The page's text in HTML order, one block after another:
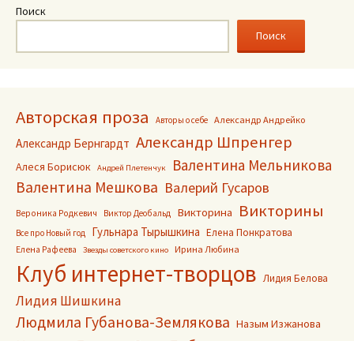
Поиск
Поиск
Авторская проза Авторы о себе Александр Андрейко
Александр Бернгардт Александр Шпренгер
Алеся Борисюк Андрей Плетенчук
Валентина Мельникова
Валентина Мешкова Валерий Гусаров
Вероника Родкевич Виктор Деобальд Викторина Викторины
Все про Новый год Гульнара Тырышкина Елена Понкратова
Елена Рафеева Звезды советского кино Ирина Любина
Клуб интернет-творцов Лидия Белова
Лидия Шишкина
Людмила Губанова-Землякова Назым Изжанова